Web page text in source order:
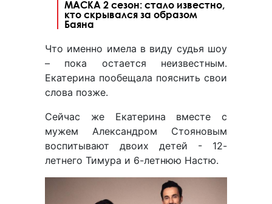
МАСКА 2 сезон: стало известно,
кто скрывался за образом
Баяна
Что именно имела в виду судья шоу
– пока остается неизвестным.
Екатерина пообещала пояснить свои
слова позже.
Сейчас же Екатерина вместе с
мужем Александром Стояновым
воспитывают двоих детей - 12-
летнего Тимура и 6-летнюю Настю.